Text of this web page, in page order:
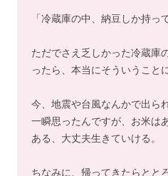
「冷蔵庫の中、納豆しか持っ
ただでさえ乏しかった冷蔵庫
ったら、本当にそういうこと
今、地震や台風なんかで出ら
一瞬思ったんですが、お米は
ある、大丈夫生きていける。
ちなみに、帰ってきたらとと